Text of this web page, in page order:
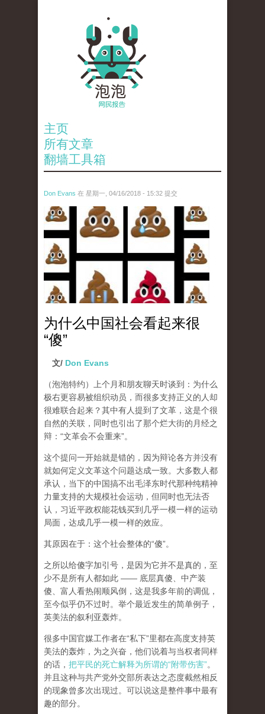
主页
所有文章
翻墙工具箱
Don Evans 在 星期一, 04/16/2018 - 15:32 提交
wechatimg1053.jpeg
为什么中国社会看起来很
“傻”
文/ Don Evans
（泡泡特约）
上个月和朋友聊天时谈到：为什么
极右更容易被组织动员，而很多支持正义的人却
很难联合起来？其中有人提到了文革，这是个很
自然的关联，同时也引出了那个烂大街的月经之
辩：“文革会不会重来”。
这个提问一开始就是错的，因为辩论各方并没有
就如何定义文革这个问题达成一致。大多数人都
承认，当下的中国搞不出毛泽东时代那种纯精神
力量支持的大规模社会运动，但同时也无法否
认，习近平政权能花钱买到几乎一模一样的运动
局面，达成几乎一模一样的效应。
其原因在于：这个社会整体的“傻”。
之所以给傻字加引号，是因为它并不是真的，至
少不是所有人都如此 —— 底层真傻、中产装
傻、富人看热闹顺风倒，这是我多年前的调侃，
至今似乎仍不过时。举个最近发生的简单例子，
英美法的叙利亚轰炸。
很多中国官媒工作者在“私下”里都在高度支持英
美法的轰炸，为之兴奋，他们说着与当权者同样
的话， 把平民的死亡解释为所谓的“附带伤害”。
并且这种与共产党外交部所表达之态度截然相反
的现象曾多次出现过。可以说这是整件事中最有
趣的部分。